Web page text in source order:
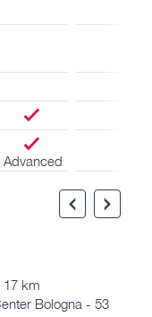
Advanced
17 km
Bologna - 53